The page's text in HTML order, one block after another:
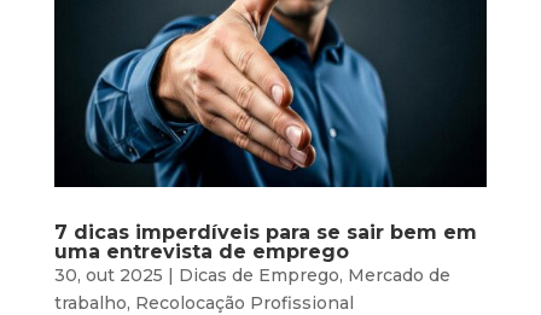
7 dicas imperdíveis para se sair bem em
uma entrevista de emprego
30, out 2025 | Dicas de Emprego, Mercado de
trabalho, Recolocação Profissional